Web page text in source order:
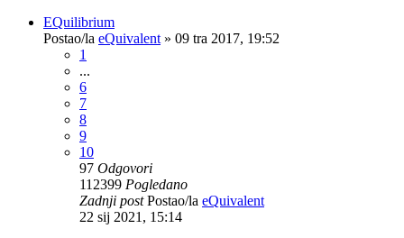
EQuilibrium
Postao/la eQuivalent » 09 tra 2017, 19:52
1
...
6
7
8
9
10
97 Odgovori
112399 Pogledano
Zadnji postPostao/la eQuivalent
22 sij 2021, 15:14